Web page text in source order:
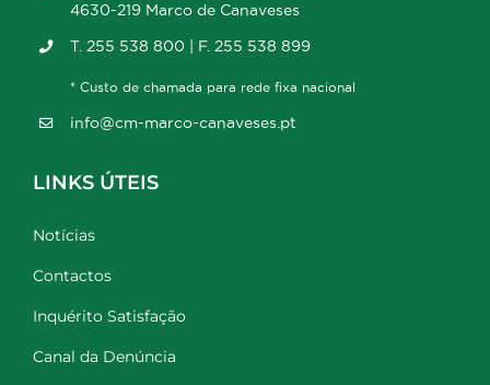
4630-219 Marco de Canaveses
T. 255 538 800 | F. 255 538 899
* Custo de chamada para rede fixa nacional
info@cm-marco-canaveses.pt
LINKS ÚTEIS
Notícias
Contactos
Inquérito Satisfação
Canal da Denúncia